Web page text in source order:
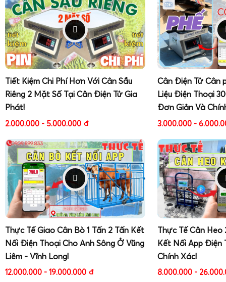
Tiết Kiệm Chi Phí Hơn Với Cân Sầu
Riêng 2 Mặt Số Tại Cân Điện Tử Gia
Phát!
2.000.000 - 5.000.000 đ
Cân Điện Tử Cân
Liệu Điện Thoại
Đơn Giản Và
3.000.000 -
Thực Tế Giao Cân Bò 1 Tấn 2 Tấn Kết
Nối Điện Thoại Cho Anh Sông Ở Vũng
Liêm - Vĩnh Long!
12.000.000 - 19.000.000 đ
Thực Tế Cân
Kết Nối App Điện
Chính Xác!
8.000.000 -